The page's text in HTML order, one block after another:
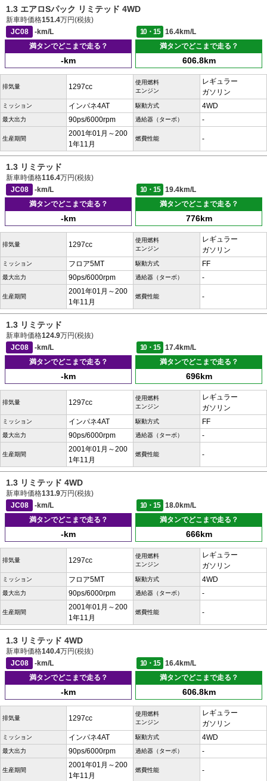
1.3 エアロSパック リミテッド 4WD
新車時価格151.4万円(税抜)
JC08
-km/L 10・15
16.4km/L
満タンでどこまで走る？
-km
満タンでどこまで走る？
606.8km
排気量 1297cc
使用燃料
エンジン
レギュラー
ガソリン
ミッション インパネ4AT 駆動方式 4WD
最大出力 90ps/6000rpm 過給器（ターボ） -
生産期間
2001年01月～200
1年11月
燃費性能 -
1.3 リミテッド
新車時価格116.4万円(税抜)
JC08
-km/L 10・15
19.4km/L
満タンでどこまで走る？
-km
満タンでどこまで走る？
776km
排気量 1297cc
使用燃料
エンジン
レギュラー
ガソリン
ミッション フロア5MT 駆動方式 FF
最大出力 90ps/6000rpm 過給器（ターボ） -
生産期間
2001年01月～200
1年11月
燃費性能 -
1.3 リミテッド
新車時価格124.9万円(税抜)
JC08
-km/L 10・15
17.4km/L
満タンでどこまで走る？
-km
満タンでどこまで走る？
696km
排気量 1297cc
使用燃料
エンジン
レギュラー
ガソリン
ミッション インパネ4AT 駆動方式 FF
最大出力 90ps/6000rpm 過給器（ターボ） -
生産期間
2001年01月～200
1年11月
燃費性能 -
1.3 リミテッド 4WD
新車時価格131.9万円(税抜)
JC08
-km/L 10・15
18.0km/L
満タンでどこまで走る？
-km
満タンでどこまで走る？
666km
排気量 1297cc
使用燃料
エンジン
レギュラー
ガソリン
ミッション フロア5MT 駆動方式 4WD
最大出力 90ps/6000rpm 過給器（ターボ） -
生産期間
2001年01月～200
1年11月
燃費性能 -
1.3 リミテッド 4WD
新車時価格140.4万円(税抜)
JC08
-km/L 10・15
16.4km/L
満タンでどこまで走る？
-km
満タンでどこまで走る？
606.8km
排気量 1297cc
使用燃料
エンジン
レギュラー
ガソリン
ミッション インパネ4AT 駆動方式 4WD
最大出力 90ps/6000rpm 過給器（ターボ） -
生産期間
2001年01月～200
1年11月
燃費性能 -